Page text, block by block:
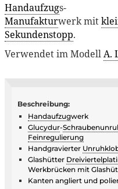
Handaufzugs-
Manufakturwerk mit
Sekundenstopp.
Verwendet im ModellA.
Beschreibung:
Handaufzugwerk
Glucydur-
Feinregulierung
Handgravierter
Glashütter
Werkbrücken mit
Kanten angliert und